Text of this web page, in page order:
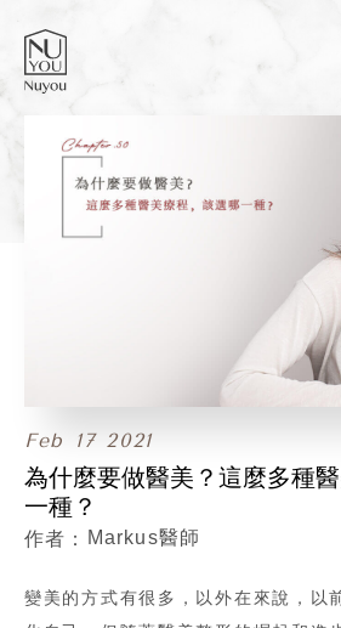
Feb 17 2021
為什麼要做醫美？這麼多種
一種？
Markus醫師
變美的方式有很多，以外在來說，以